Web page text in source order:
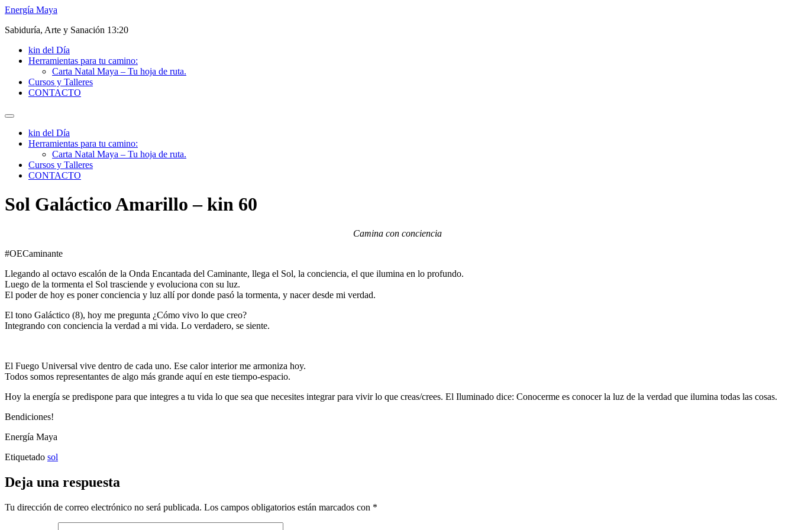
Ir
contenido
Energía Maya
Sabiduría, Arte y Sanación 13:20
kin del Día
Herramientas para tu camino:
Carta Natal Maya – Tu hoja de ruta.
Cursos y Talleres
CONTACTO
kin del Día
Herramientas para tu camino:
Carta Natal Maya – Tu hoja de ruta.
Cursos y Talleres
CONTACTO
Sol Galáctico Amarillo – kin 60
Camina con conciencia
#OECaminante
Llegando al octavo escalón de la Onda Encantada del Caminante, llega el Sol, la conciencia, el que ilumina en lo profundo.
Luego de la tormenta el Sol trasciende y evoluciona con su luz.
El poder de hoy es poner conciencia y luz allí por donde pasó la tormenta, y nacer desde mi verdad.
El tono Galáctico (8), hoy me pregunta ¿Cómo vivo lo que creo?
Integrando con conciencia la verdad a mi vida. Lo verdadero, se siente.
El Fuego Universal vive dentro de cada uno. Ese calor interior me armoniza hoy.
Todos somos representantes de algo más grande aquí en este tiempo-espacio.
Hoy la energía se predispone para que integres a tu vida lo que sea que necesites integrar para vivir lo que creas/crees. El Iluminado dice: Conocerme es conocer la luz de la verdad que ilumina todas las cosas.
Bendiciones!
Energía Maya
Etiquetado sol
Deja una respuesta
Tu dirección de correo electrónico no será publicada. Los campos obligatorios están marcados con *